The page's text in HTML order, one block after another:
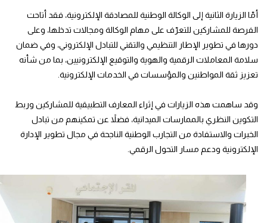
أمّا الزيارة الثانية إلى الوكالة الوطنية للمصادقة الإلكترونية، فقد أتاحت
الفرصة للمشاركين للتعرّف على مهام الوكالة ومجالات تدخلها، وعلى
دورها في تطوير الإطار التنظيمي والتقني للتبادل الإلكتروني، وفي ضمان
سلامة المعاملات الرقمية والهوية والتوقيع الإلكترونيين، بما من شأنه
تعزيز ثقة المواطنين والمؤسسات في الخدمات الإلكترونية.
وقد ساهمت هذه الزيارات في إثراء المعارف التطبيقية للمشاركين وربط
التكوين النظري بالممارسات الميدانية، فضلاً عن تمكينهم من تبادل
الخبرات والاستفادة من التجارب الوطنية الناجحة في مجال تطوير الإدارة
الإلكترونية ودعم مسار التحول الرقمي.